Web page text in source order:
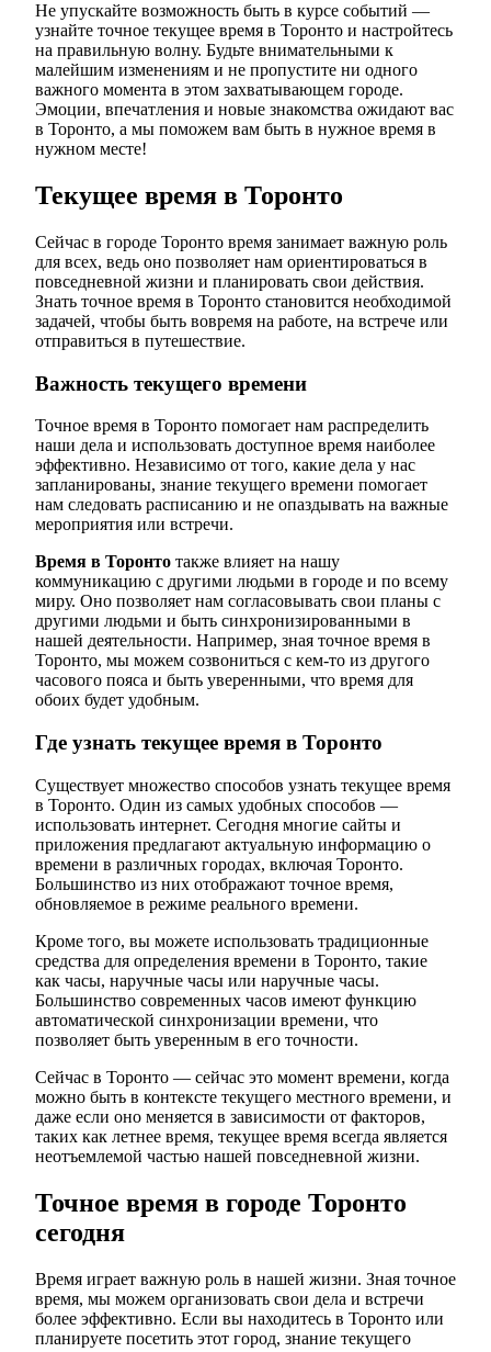
Не упускайте возможность быть в курсе событий —
узнайте точное текущее время в Торонто и настройтесь
на правильную волну. Будьте внимательными к
малейшим изменениям и не пропустите ни одного
важного момента в этом захватывающем городе.
Эмоции, впечатления и новые знакомства ожидают вас
в Торонто, а мы поможем вам быть в нужное время в
нужном месте!
Текущее время в Торонто
Сейчас в городе Торонто время занимает важную роль
для всех, ведь оно позволяет нам ориентироваться в
повседневной жизни и планировать свои действия.
Знать точное время в Торонто становится необходимой
задачей, чтобы быть вовремя на работе, на встрече или
отправиться в путешествие.
Важность текущего времени
Точное время в Торонто помогает нам распределить
наши дела и использовать доступное время наиболее
эффективно. Независимо от того, какие дела у нас
запланированы, знание текущего времени помогает
нам следовать расписанию и не опаздывать на важные
мероприятия или встречи.
Время в Торонто также влияет на нашу
коммуникацию с другими людьми в городе и по всему
миру. Оно позволяет нам согласовывать свои планы с
другими людьми и быть синхронизированными в
нашей деятельности. Например, зная точное время в
Торонто, мы можем созвониться с кем-то из другого
часового пояса и быть уверенными, что время для
обоих будет удобным.
Где узнать текущее время в Торонто
Существует множество способов узнать текущее время
в Торонто. Один из самых удобных способов —
использовать интернет. Сегодня многие сайты и
приложения предлагают актуальную информацию о
времени в различных городах, включая Торонто.
Большинство из них отображают точное время,
обновляемое в режиме реального времени.
Кроме того, вы можете использовать традиционные
средства для определения времени в Торонто, такие
как часы, наручные часы или наручные часы.
Большинство современных часов имеют функцию
автоматической синхронизации времени, что
позволяет быть уверенным в его точности.
Сейчас в Торонто — сейчас это момент времени, когда
можно быть в контексте текущего местного времени, и
даже если оно меняется в зависимости от факторов,
таких как летнее время, текущее время всегда является
неотъемлемой частью нашей повседневной жизни.
Точное время в городе Торонто
сегодня
Время играет важную роль в нашей жизни. Зная точное
время, мы можем организовать свои дела и встречи
более эффективно. Если вы находитесь в Торонто или
планируете посетить этот город, знание текущего